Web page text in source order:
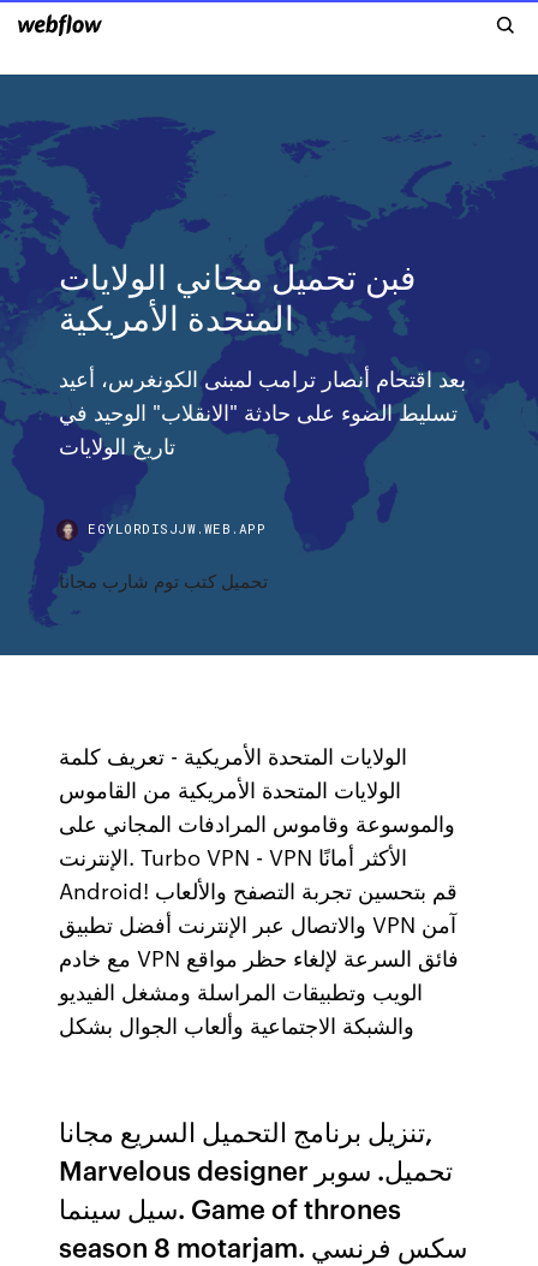
فبن تحميل مجاني الولايات
المتحدة الأمريكية
بعد اقتحام أنصار ترامب لمبنى الكونغرس، أعيد
تسليط الضوء على حادثة "الانقلاب" الوحيد في
تاريخ الولايات
EGYLORDISJJW.WEB.APP
تحميل كتب توم شارب مجانا
الولايات المتحدة الأمريكية - تعريف كلمة
الولايات المتحدة الأمريكية من القاموس
والموسوعة وقاموس المرادفات المجاني على
الإنترنت. Turbo VPN - VPN الأكثر أمانًا
Android! قم بتحسين تجربة التصفح والألعاب
والاتصال عبر الإنترنت أفضل تطبيق VPN آمن
مع خادم VPN فائق السرعة لإلغاء حظر مواقع
الويب وتطبيقات المراسلة ومشغل الفيديو
والشبكة الاجتماعية وألعاب الجوال بشكل
تنزيل برنامج التحميل السريع مجانا,
Marvelous designer تحميل. سوبر
سيل سينما. Game of thrones
season 8 motarjam. سكس فرنسي